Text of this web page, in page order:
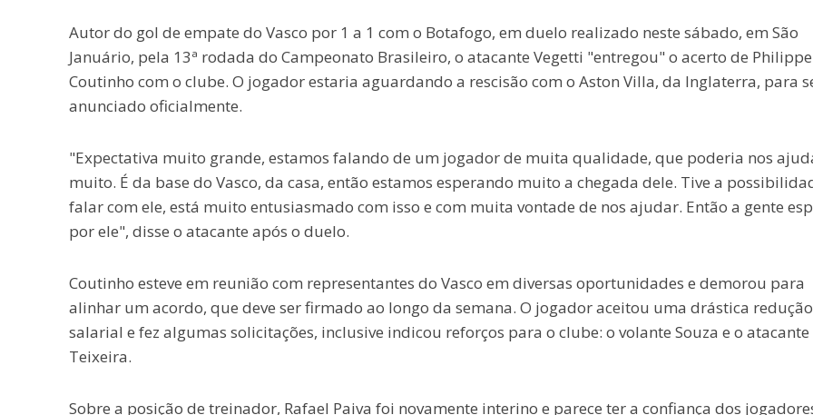
Autor do gol de empate do Vasco por 1 a 1 com o Botafogo, em duelo realizado neste sábado, em São
Januário, pela 13ª rodada do Campeonato Brasileiro, o atacante Vegetti "entregou" o acerto de Philippe
Coutinho com o clube. O jogador estaria aguardando a rescisão com o Aston Villa, da Inglaterra, para
anunciado oficialmente.
"Expectativa muito grande, estamos falando de um jogador de muita qualidade, que poderia nos
muito. É da base do Vasco, da casa, então estamos esperando muito a chegada dele. Tive a
falar com ele, está muito entusiasmado com isso e com muita vontade de nos ajudar. Então a gente
por ele", disse o atacante após o duelo.
Coutinho esteve em reunião com representantes do Vasco em diversas oportunidades e demorou para
alinhar um acordo, que deve ser firmado ao longo da semana. O jogador aceitou uma drástica redução
salarial e fez algumas solicitações, inclusive indicou reforços para o clube: o volante Souza e o atacante
Teixeira.
Sobre a posição de treinador, Rafael Paiva foi novamente interino e parece ter a confiança dos